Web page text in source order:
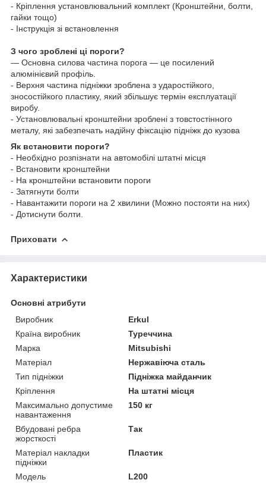
- Кріплення установлювальний комплект (Кронштейни, болти,
гайки тощо)
- Інструкція зі встановлення
З чого зроблені ці пороги?
— Основна силова частина порога — це посилений
алюмінієвий профіль.
- Верхня частина підніжки зроблена з ударостійкого,
зносостійкого пластику, який збільшує термін експлуатації
виробу.
- Установлювальні кронштейни зроблені з товстостінного
металу, які забезпечать надійну фіксацію підніжк до кузова
Як встановити пороги?
- Необхідно розпізнати на автомобілі штатні місця
- Встановити кронштейни
- На кронштейни встановити пороги
- Затягнути болти
- Навантажити пороги на 2 хвилини (Можно постояти на них)
- Дотиснути болти.
Приховати
Характеристики
Основні атрибути
Виробник
Erkul
Країна виробник
Туреччина
Марка
Mitsubishi
Матеріал
Нержавіюча сталь
Тип підніжки
Підніжка майданчик
Кріплення
На штатні місця
Максимально допустиме
навантаження
150 кг
Вбудовані ребра
жорсткості
Так
Матеріал накладки
підніжки
Пластик
Модель
L200